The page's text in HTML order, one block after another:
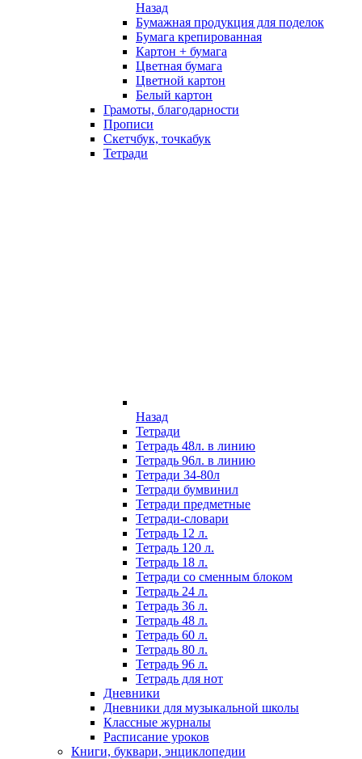
Назад
Бумажная продукция для поделок
Бумага крепированная
Картон + бумага
Цветная бумага
Цветной картон
Белый картон
Грамоты, благодарности
Прописи
Скетчбук, точкабук
Тетради
Назад
Тетради
Тетрадь 48л. в линию
Тетрадь 96л. в линию
Тетради 34-80л
Тетради бумвинил
Тетради предметные
Тетради-словари
Тетрадь 12 л.
Тетрадь 120 л.
Тетрадь 18 л.
Тетради со сменным блоком
Тетрадь 24 л.
Тетрадь 36 л.
Тетрадь 48 л.
Тетрадь 60 л.
Тетрадь 80 л.
Тетрадь 96 л.
Тетрадь для нот
Дневники
Дневники для музыкальной школы
Классные журналы
Расписание уроков
Книги, буквари, энциклопедии